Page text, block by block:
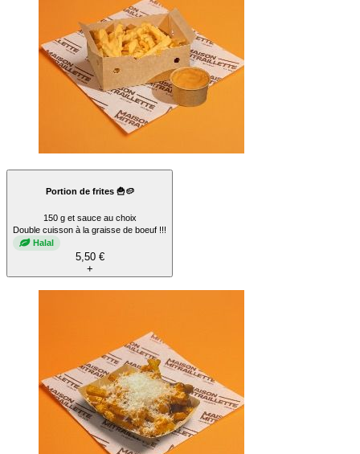
Portion de frites 🍟🥔
150 g et sauce au choix
Double cuisson à la graisse de boeuf !!!
Halal
5,50 €
+